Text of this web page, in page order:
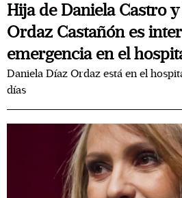
Hija de Daniela Castro
Ordaz Castañón es
emergencia en el
Daniela Díaz Ordaz está en el
días